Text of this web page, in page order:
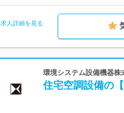
求人詳細を見る
環境システム設備機器
住宅空調設備の